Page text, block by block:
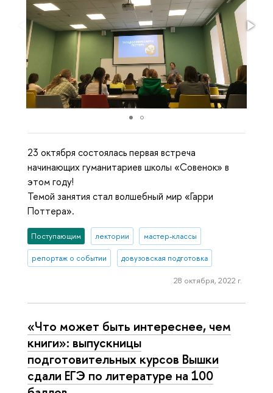
23 октября состоялась первая встреча
начинающих гуманитариев школы «Совенок» в
этом году!
Темой занятия стал волшебный мир «Гарри
Поттера».
Поступающим лектории мастер-классы
репортаж о событии довузовская подготовка
28 октября, 2022 г.
«Что может быть интереснее, чем
книги»: выпускницы
подготовительных курсов Вышки
сдали ЕГЭ по литературе на 100